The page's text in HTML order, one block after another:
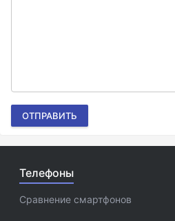
ОТПРАВИТЬ
Телефоны
Сравнение смартфонов